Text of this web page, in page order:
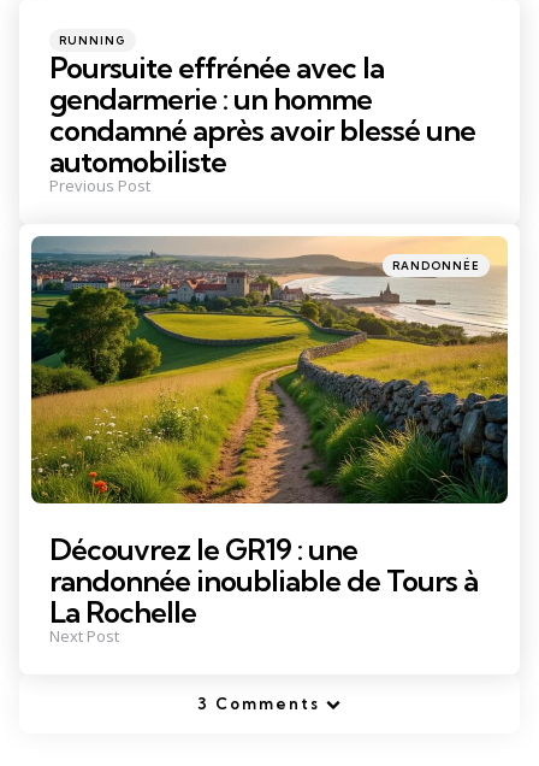
Posted
RUNNING
Poursuite effrénée avec la
gendarmerie : un homme
condamné après avoir blessé une
automobiliste
Previous Post
Posted
in
RANDONNÉE
Découvrez le GR19 : une
randonnée inoubliable de Tours à
La Rochelle
Next Post
3 Comments